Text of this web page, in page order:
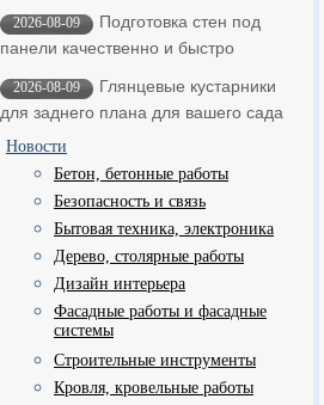
2026-08-09
Подготовка стен под
панели качественно и быстро
2026-08-09
Глянцевые кустарники
для заднего плана для вашего сада
Новости
Бетон, бетонные работы
Безопасность и связь
Бытовая техника, электроника
Дерево, столярные работы
Дизайн интерьера
Фасадные работы и фасадные
системы
Строительные инструменты
Кровля, кровельные работы